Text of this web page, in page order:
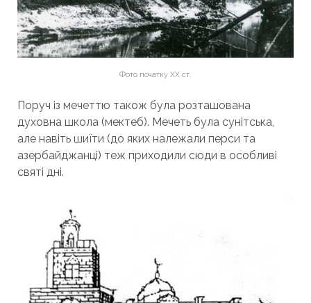
Фото початку ХХ ст.
Поруч із мечеттю також була розташована
духовна школа (мектеб). Мечеть була сунітська,
але навіть шиїти (до яких належали перси та
азербайджанці) теж приходили сюди в особливі
святі дні.